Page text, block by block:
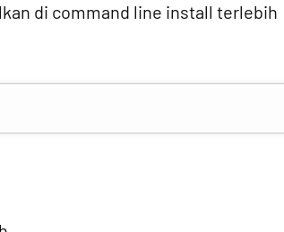
di command line install terlebih